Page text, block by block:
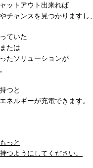
ットアウト出来れば
チャンスを見つかりますし、
ていた
たは
たソリューションが
つと
ネルギーが充電できます。
っと
つようにしてください。